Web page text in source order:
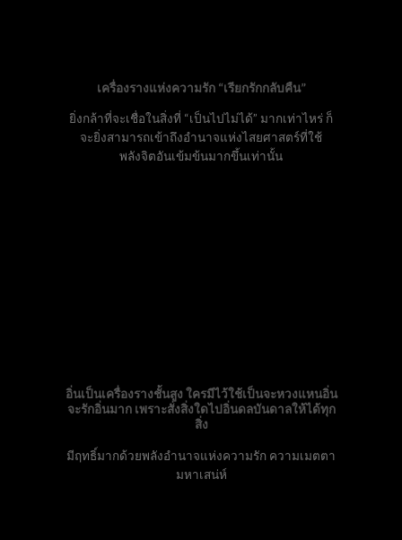
เครื่องรางแห่งความรัก “เรียกรักกลับคืน”
ยิ่งกล้าที่จะเชื่อในสิ่งที่ “เป็นไปไม่ได้” มากเท่าไหร่ ก็
จะยิ่งสามารถเข้าถึงอำนาจแห่งไสยศาสตร์ที่ใช้
พลังจิตอันเข้มข้นมากขึ้นเท่านั้น
อิ่นเป็นเครื่องรางชั้นสูง ใครมีไว้ใช้เป็นจะหวงแหนอิ่น
จะรักอิ่นมาก เพราะสั่งสิ่งใดไปอิ่นดลบันดาลให้ได้ทุก
สิ่ง
มีฤทธิ์มากด้วยพลังอำนาจแห่งความรัก ความเมตตา
มหาเสน่ห์